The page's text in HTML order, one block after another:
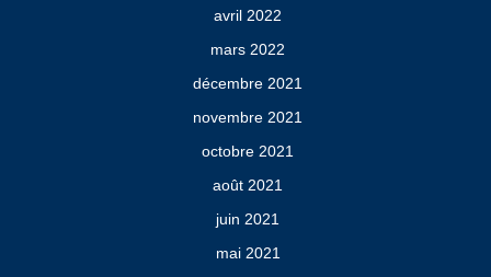
avril 2022
mars 2022
décembre 2021
novembre 2021
octobre 2021
août 2021
juin 2021
mai 2021